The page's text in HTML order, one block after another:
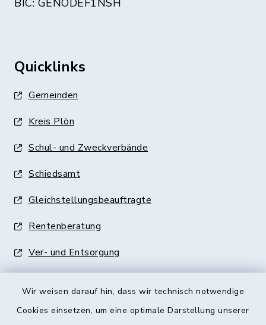
Wir weisen darauf hin, dass wir technisch notwendige
Cookies einsetzen, um eine optimale Darstellung unserer
BIC: GENODEF1NSH
Quicklinks
Gemeinden
Kreis Plön
Schul- und Zweckverbände
Schiedsamt
Gleichstellungsbeauftragte
Rentenberatung
Ver- und Entsorgung